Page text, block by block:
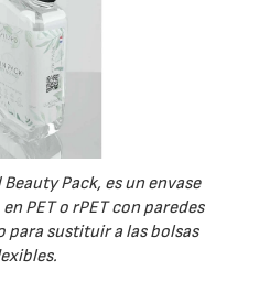
Pack, es un envase
PET o rPET con paredes
para sustituir a las bolsas